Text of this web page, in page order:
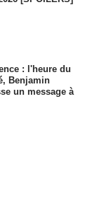
: l'heure du
Benjamin
un message à